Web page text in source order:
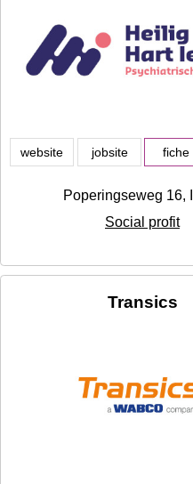
website jobsite fiche
Poperingseweg 16,
Social profit
Transics